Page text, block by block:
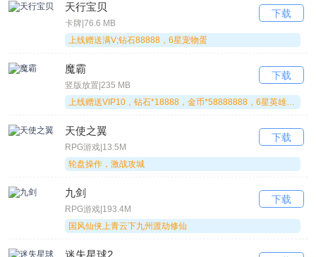
1.0.1
评语：上线免费送VIP9，绑元*26666，金币388万!
大宋少年志
387977人下载
安全下载
天行宝贝
卡牌|76.6 MB
上线赠送满V;钻石88888，6星宠物蛋
下载
魔霸
竖版放置|235 MB
上线赠送VIP10，钻石*18888，金币*58888888，6星英雄剑圣*1
下载
天使之翼
RPG游戏|13.5M
轮盘操作，激战攻城
下载
九剑
RPG游戏|193.4M
国风仙侠上青云下九州渡劫修仙
下载
迷失星球2